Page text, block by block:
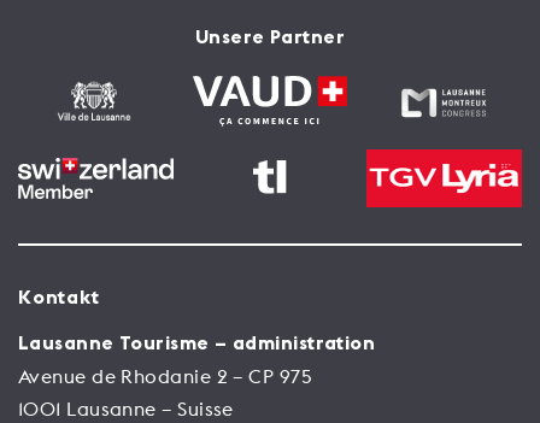
Unsere Partner
Kontakt
Lausanne Tourisme – administration
Avenue de Rhodanie 2 – CP 975
1001 Lausanne – Suisse